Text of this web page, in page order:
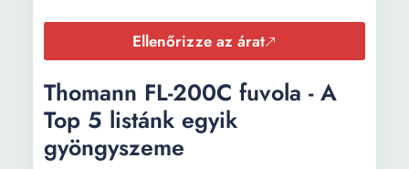
Ellenőrizze az árat
Thomann FL-200C fuvola - A
Top 5 listánk egyik
gyöngyszeme